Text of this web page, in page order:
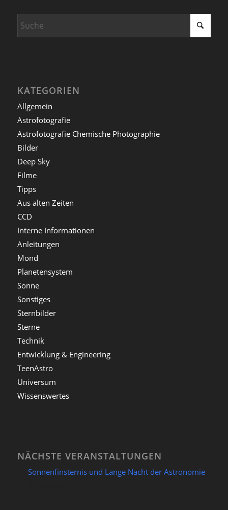
KATEGORIEN
Allgemein
Astrofotografie
Astrofotografie Chemische Photographie
Bilder
Deep Sky
Filme
Tipps
Aus alten Zeiten
CCD
Interne Informationen
Anleitungen
Mond
Planetensystem
Sonne
Sonstiges
Sternbilder
Sterne
Technik
Entwicklung & Engineering
TeenAstro
Universum
Wissenswertes
NÄCHSTE VERANSTALTUNGEN
Sonnenfinsternis und Lange Nacht der Astronomie